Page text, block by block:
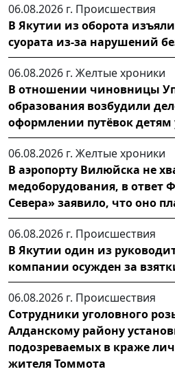
06.08.2026 г. Происшествия
В Якутии из оборота
суората из-за нарушений
06.08.2026 г. Желтые хроники
В отношении чиновницы
образования возбудили
оформлении путёвок детям
06.08.2026 г. Желтые хроники
В аэропорту Вилюйска не
медоборудования, в ответ
Севера» заявило, что оно
06.08.2026 г. Происшествия
В Якутии один из
компании осужден за
06.08.2026 г. Происшествия
Сотрудники уголовного
Алданскому району
подозреваемых в краже
жителя Томмота